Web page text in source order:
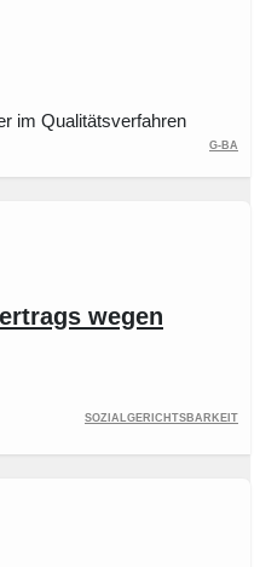
im Qualitätsverfahren
G-BA
wegen
Sozialgerichtsbarkeit